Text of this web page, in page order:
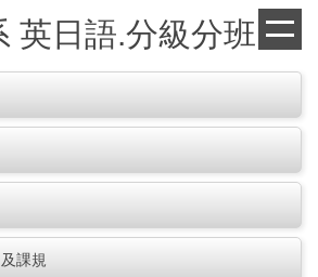
英日語.分級分班
課規